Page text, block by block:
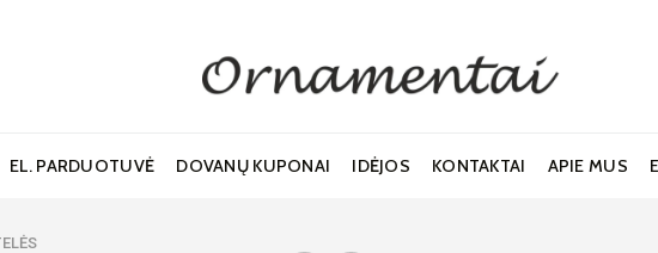
EL. PARDUOTUVĖ DOVANŲ KUPONAI IDĖJOS KONTAKTAI APIE MUS